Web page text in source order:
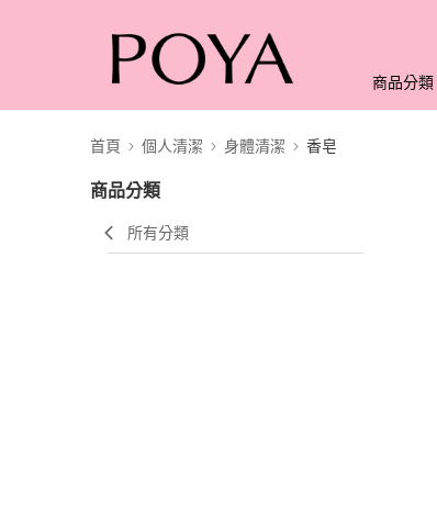
商品分類
首頁 個人清潔 身體清潔 香皂
商品分類
所有分類